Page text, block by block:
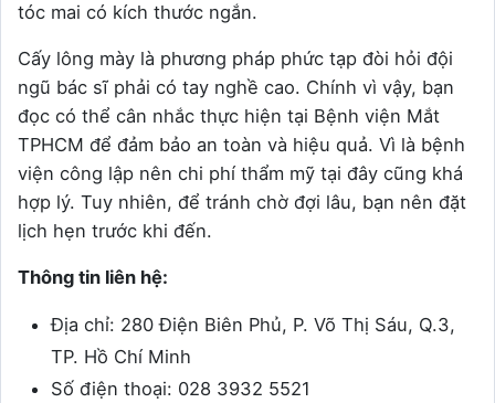
tóc mai có kích thước ngắn.
Cấy lông mày là phương pháp phức tạp đòi hỏi đội
ngũ bác sĩ phải có tay nghề cao. Chính vì vậy, bạn
đọc có thể cân nhắc thực hiện tại Bệnh viện Mắt
TPHCM để đảm bảo an toàn và hiệu quả. Vì là bệnh
viện công lập nên chi phí thẩm mỹ tại đây cũng khá
hợp lý. Tuy nhiên, để tránh chờ đợi lâu, bạn nên đặt
lịch hẹn trước khi đến.
Thông tin liên hệ:
Địa chỉ: 280 Điện Biên Phủ, P. Võ Thị Sáu, Q.3,
TP. Hồ Chí Minh
Số điện thoại: 028 3932 5521